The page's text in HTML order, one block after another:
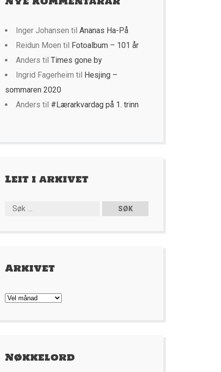
Inger Johansen til Ananas Ha-På
Reidun Moen til Fotoalbum – 101 år
Anders til Times gone by
Ingrid Fagerheim til Hesjing –
sommaren 2020
Anders til #Lærarkvardag på 1. trinn
Leit i arkivet
Arkivet
Arkivet
Nøkkelord